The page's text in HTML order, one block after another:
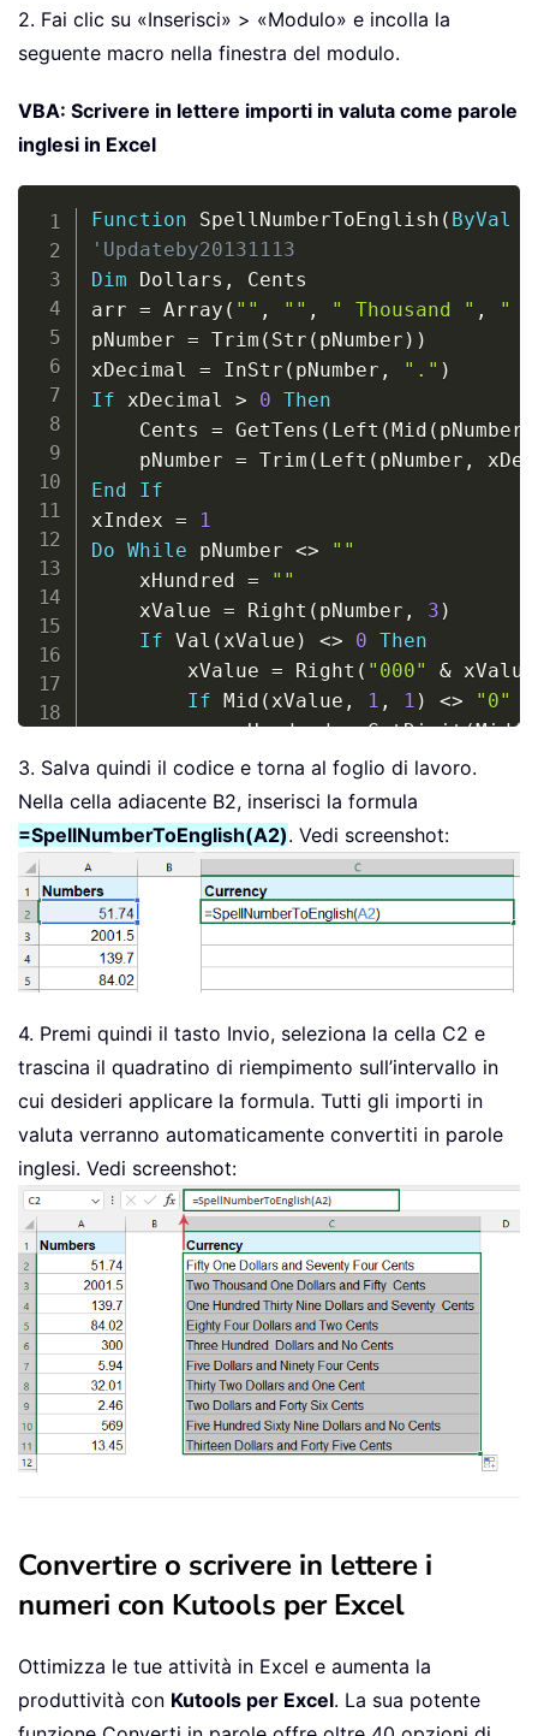
2. Fai clic su «Inserisci» > «Modulo» e incolla la
seguente macro nella finestra del modulo.
VBA: Scrivere in lettere importi in valuta come parole
inglesi in Excel
Function SpellNumberToEnglish ( ByVal
'Updateby20131113
Dim Dollars ,
Cents
arr = Array ( "" , "" , " Thousand " ,
"
pNumber = Trim ( Str ( pNumber ) )
xDecimal = InStr ( pNumber , "." )
If xDecimal > 0 Then
    Cents
= GetTens ( Left (Mid ( pNumber
    pNumber
= Trim ( Left ( pNumber ,
End
If
xIndex =
1
Do While pNumber <>
""
    xHundred
=
""
    xValue
= Right ( pNumber , 3 )
If Val ( xValue ) <> 0 Then
        xValue
= Right ( "000" & xValue
If Mid ( xValue , 1 , 1 ) <> "0"
            xHundred
= GetDigit(Mid(
End
If
If
Mid xValue , 1
            xHundred
Else
            xHundred
= xHundred &
End If
If
xHundred <> "" Then
End If
If Len (pNumber) > 3 Then
        pNumber
= Left( pNumber, Len
End If
    xIndex
= xIndex + 1
Loop
Select
Case Dollars
Case ""
        Dollars
= "No Dollars"
Case "One"
        Dollars
= "One Dollar"
Case Else
        Dollars
= Dollars & "
        Cents
= " and No Cents"
Case
"One"
Case Else
        Cents
= " and " & Cents &
End
Select
Copy
3. Salva quindi il codice e torna al foglio di lavoro.
Nella cella adiacente B2, inserisci la formula
=SpellNumberToEnglish(A2). Vedi screenshot:
4. Premi quindi il tasto Invio, seleziona la cella C2 e
trascina il quadratino di riempimento sull’intervallo in
cui desideri applicare la formula. Tutti gli importi in
valuta verranno automaticamente convertiti in parole
inglesi. Vedi screenshot:
Convertire o scrivere in lettere i
numeri con Kutools per Excel
Ottimizza le tue attività in Excel e aumenta la
produttività con Kutools per Excel. La sua potente